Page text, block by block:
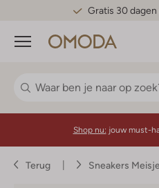
Gratis 30
Menu
Shop nu: jouw must-
Terug Sneakers